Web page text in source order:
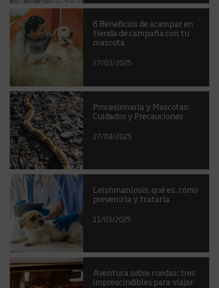
6 Beneficios de acampar en
tienda de campaña con tu
mascota
27/03/2025
Procesionaria y Mascotas:
Cuidados y Precauciones
27/03/2025
Leishmaniosis, qué es, cómo
prevenirla y tratarla
11/03/2025
Aventura sobre ruedas: tres
imprescindibles para viajar